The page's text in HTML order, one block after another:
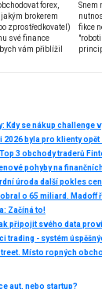
forex,
brokerem
zprostředkovatel)
své finance
vám přiblížil
Snem
fikce
Kdy se nákup challenge
2026 byla pro klienty
úroda další pokles
Začíná to!
aut, nebo startup?